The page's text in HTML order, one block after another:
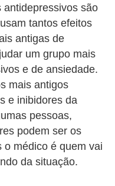
antidepressivos são
tantos efeitos
antigas de
um grupo mais
e de ansiedade.
mais antigos
e inibidores da
pessoas,
podem ser os
o médico é quem vai
da situação.